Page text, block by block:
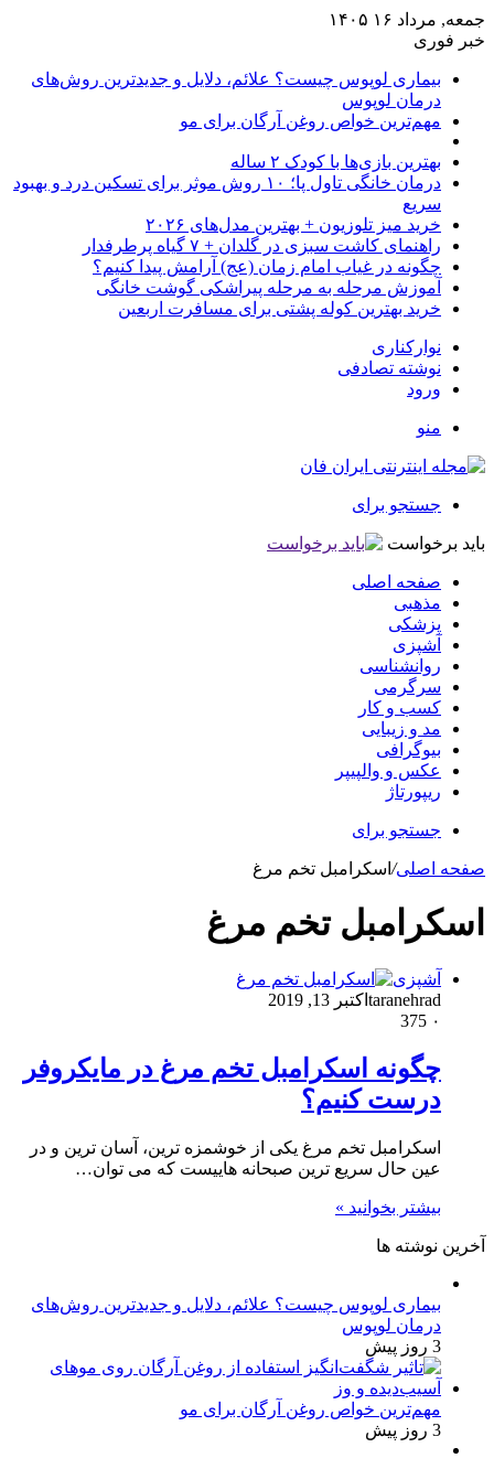
جمعه, مرداد ۱۶ ۱۴۰۵
خبر فوری
بیماری لوپوس چیست؟ علائم، دلایل و جدیدترین روش‌های
درمان لوپوس
مهم‌ترین خواص روغن آرگان برای مو
بهترین بازی‌ها با کودک ۲ ساله
درمان خانگی تاول پا؛ ۱۰ روش موثر برای تسکین درد و بهبود
سریع
خرید میز تلوزیون + بهترین مدل‌های ۲۰۲۶
راهنمای کاشت سبزی در گلدان + ۷ گیاه پرطرفدار
چگونه در غیاب امام زمان (عج) آرامش پیدا کنیم؟
آموزش مرحله به مرحله پیراشکی گوشت خانگی
خرید بهترین کوله پشتی برای مسافرت اربعین
نوارکناری
نوشته تصادفی
ورود
منو
جستجو برای
باید برخواست
صفحه اصلی
مذهبی
پزشکی
آشپزی
روانشناسی
سرگرمی
کسب و کار
مد و زیبایی
بیوگرافی
عکس و والپیپر
ریپورتاژ
جستجو برای
صفحه اصلی/ اسکرامبل تخم مرغ
اسکرامبل تخم مرغ
آشپزی
taranehrad اکتبر 13, 2019
۰
چگونه اسکرامبل تخم مرغ در مایکروفر
درست کنیم؟
اسکرامبل تخم مرغ یکی از خوشمزه ترین، آسان ترین و در
عین حال سریع ترین صبحانه هاییست که می توان…
بیشتر بخوانید »
آخرین نوشته ها
بیماری لوپوس چیست؟ علائم، دلایل و جدیدترین روش‌های
درمان لوپوس
3 روز پیش
مهم‌ترین خواص روغن آرگان برای مو
3 روز پیش